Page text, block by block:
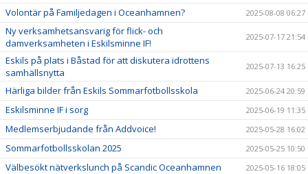
Volontär på Familjedagen i Oceanhamnen? 2025-08-08 06:27
Ny verksamhetsansvarig för flick- och
damverksamheten i Eskilsminne IF!
2025-07-17 21:54
Eskils på plats i Båstad för att diskutera idrottens
samhällsnytta
2025-07-13 16:25
Härliga bilder från Eskils Sommarfotbollsskola 2025-06-24 20:59
Eskilsminne IF i sorg 2025-06-19 11:35
Medlemserbjudande från Addvoice! 2025-05-28 16:02
Sommarfotbollsskolan 2025 2025-05-25 10:50
Välbesökt nätverkslunch på Scandic Oceanhamnen 2025-05-16 18:05